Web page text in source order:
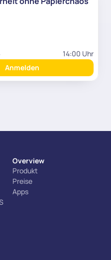
14:00 Uhr
Anmelden
Overview
Produkt
Preise
Apps